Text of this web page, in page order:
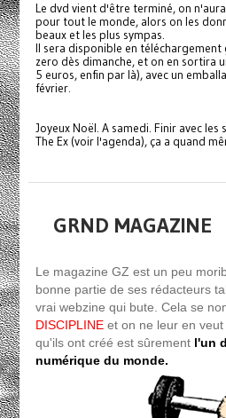
Le dvd vient d'être terminé, on
pour tout le monde, alors on les
beaux et les plus sympas.
Il sera disponible en
zero dès dimanche, et on en sortira
5 euros, enfin par là), avec un
février.
Joyeux Noël. A samedi. Finir avec
The Ex (voir l'agenda), ça a quand
GRND MAGAZINE
Le magazine GZ est un peu
bonne partie de ses rédacteurs
vrai webzine qui bute. Cela se
DISCIPLINEet on ne leur en veut
qu'ils ont créé est sûrement l'un
numérique du monde.